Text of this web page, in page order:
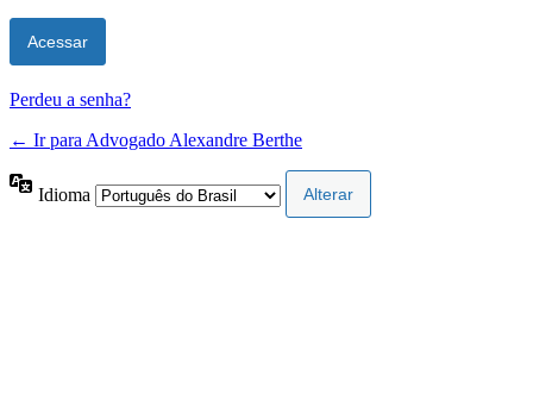
Perdeu a senha?
← Ir para Advogado Alexandre Berthe
Idioma